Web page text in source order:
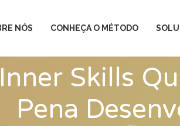
NÓS CONHEÇA O MÉTODO
Skills
Pena